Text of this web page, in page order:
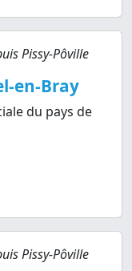
Pissy-Pôville
en-Bray
du pays de
Pissy-Pôville